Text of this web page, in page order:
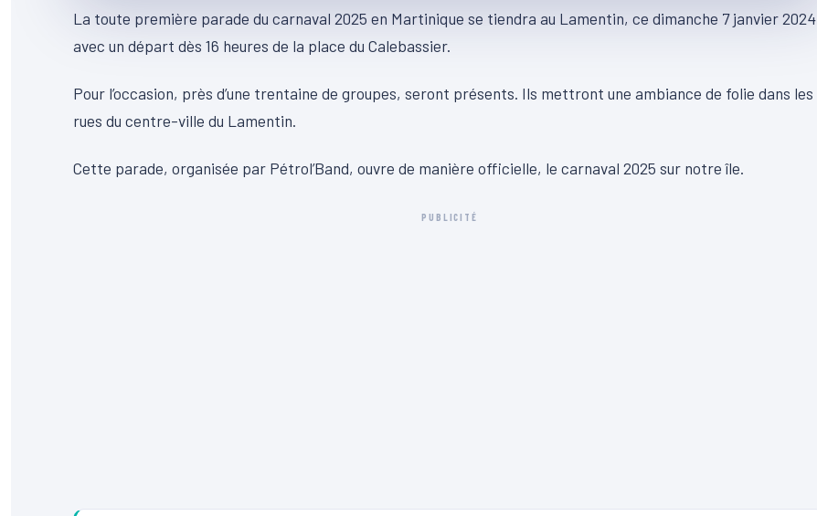
La toute première parade du carnaval 2025 en Martinique se tiendra au Lamentin, ce dimanche 7 janvier 2024
avec un départ dès 16 heures de la place du Calebassier.
Pour l’occasion, près d’une trentaine de groupes, seront présents. Ils mettront une ambiance de folie dans les
rues du centre-ville du Lamentin.
Cette parade, organisée par Pétrol’Band, ouvre de manière officielle, le carnaval 2025 sur notre île.
PUBLICITÉ